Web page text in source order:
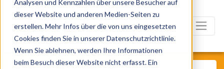
Analysen und Kennzahlen über unsere Besucher auf
dieser Website und anderen Medien-Seiten zu
erstellen. Mehr Infos über die von uns eingesetzten
Cookies finden Sie in unserer Datenschutzrichtlinie.
Wenn Sie ablehnen, werden Ihre Informationen
beim Besuch dieser Website nicht erfasst. Ein
Was? Künstler, Zelte, Bands,